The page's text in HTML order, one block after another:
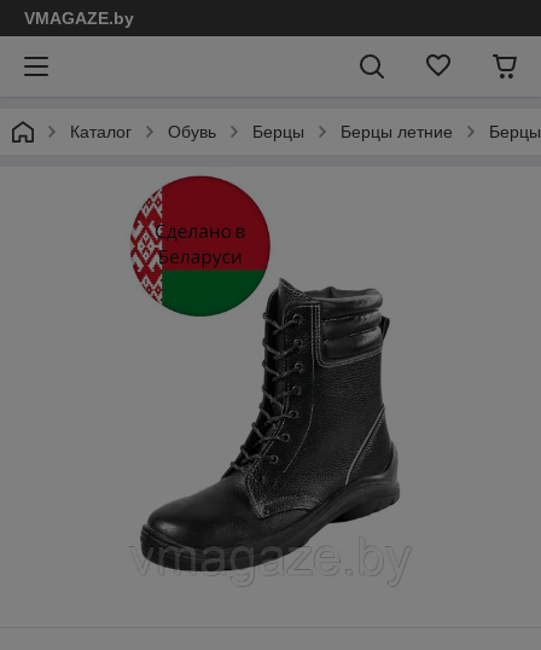
VMAGAZE.by
Каталог Обувь Берцы Берцы летние